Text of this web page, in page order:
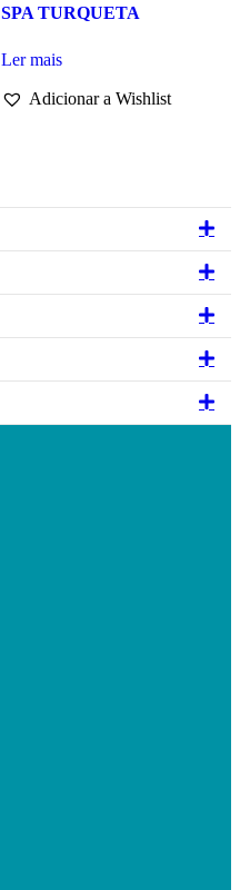
SPA TURQUETA
Ler mais
Adicionar a Wishlist